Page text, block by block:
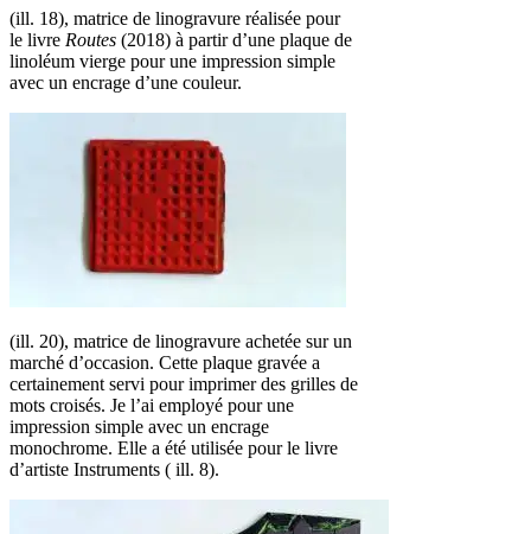
(ill. 18), matrice de linogravure réalisée pour
le livre Routes (2018) à partir d’une plaque de
linoléum vierge pour une impression simple
avec un encrage d’une couleur.
(ill. 20), matrice de linogravure achetée sur un
marché d’occasion. Cette plaque gravée a
certainement servi pour imprimer des grilles de
mots croisés. Je l’ai employé pour une
impression simple avec un encrage
monochrome. Elle a été utilisée pour le livre
d’artiste Instruments ( ill. 8).